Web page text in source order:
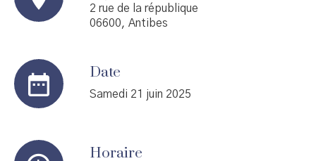
2 rue de la république
06600, Antibes
Date
Samedi 21 juin 2025
Horaire